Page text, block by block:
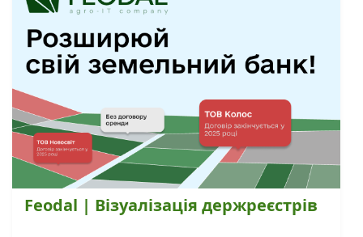
Feodal | Візуалізація держреєстрів